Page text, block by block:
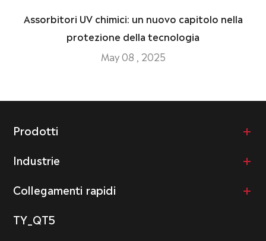
Assorbitori UV chimici: un nuovo capitolo nella
protezione della tecnologia
May 08 , 2025
Prodotti
Industrie
Collegamenti rapidi
TY_QT5